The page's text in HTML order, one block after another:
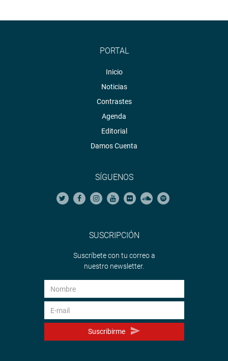
PORTAL
Inicio
Noticias
Contrastes
Agenda
Editorial
Damos Cuenta
SÍGUENOS
SUSCRIPCIÓN
Suscríbete con tu correo a
nuestro newsletter.
Suscribirme